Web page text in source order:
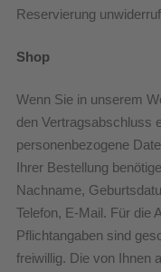
Reservierung
Shop
Wenn Sie in unserem
den Vertragsabschluss
personenbezogene
Ihrer Bestellung
Nachname,
Telefon, E-Mail. Für die
Pflichtangaben sind
freiwillig. Die von Ihnen